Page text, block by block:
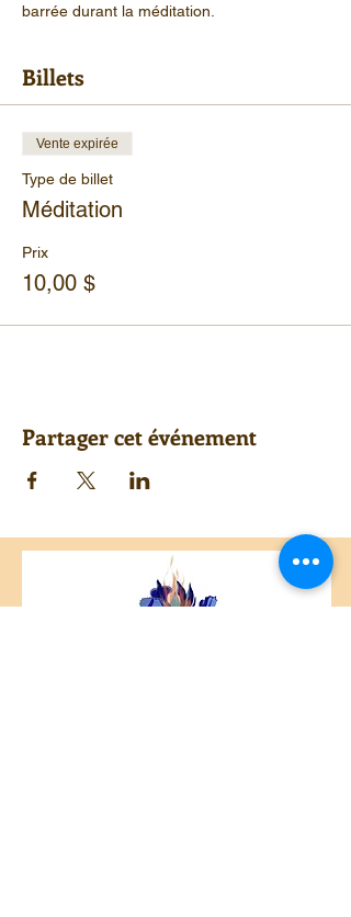
barrée durant la méditation.
Billets
Vente expirée
Type de billet
Méditation
Prix
10,00 $
Partager cet événement